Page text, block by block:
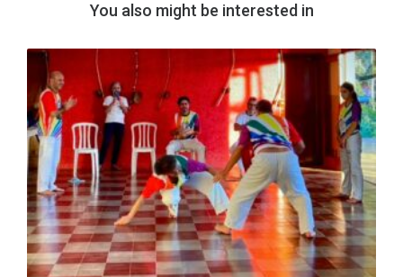
You also might be interested in